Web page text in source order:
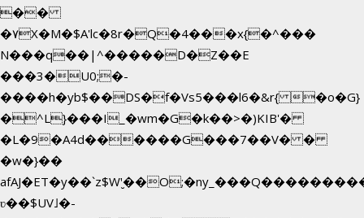
��
�۷X�M�$A'lc�8r�Q�4���x{�^���
N���q��|^�����D�Z��E
���3�U0;�-
����h�yb$��DS�f�Vs5���l6�&r{ �o�G}
�^L}���I_�wm�G�k��>�)KIB'�
�L�9�A4d������G���7��V� �
�w�}��
ʋ��$UV˩�-